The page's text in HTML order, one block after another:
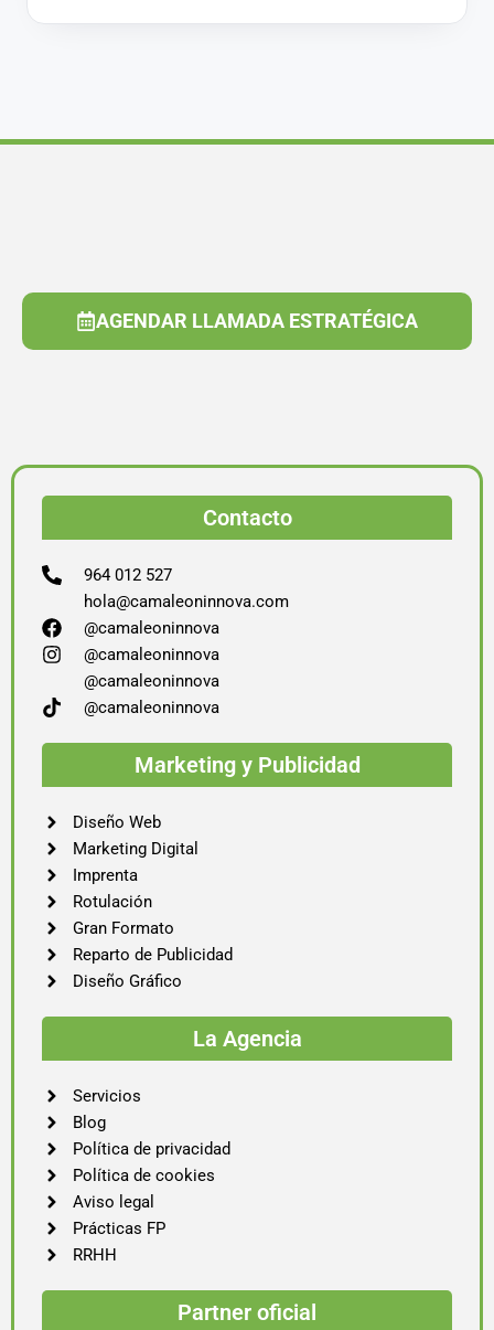
AGENDAR LLAMADA ESTRATÉGICA
Contacto
964 012 527
hola@camaleoninnova.com
@camaleoninnova
@camaleoninnova
@camaleoninnova
@camaleoninnova
Marketing y Publicidad
Diseño Web
Marketing Digital
Imprenta
Rotulación
Gran Formato
Reparto de Publicidad
Diseño Gráfico
La Agencia
Servicios
Blog
Política de privacidad
Política de cookies
Aviso legal
Prácticas FP
RRHH
Partner oficial